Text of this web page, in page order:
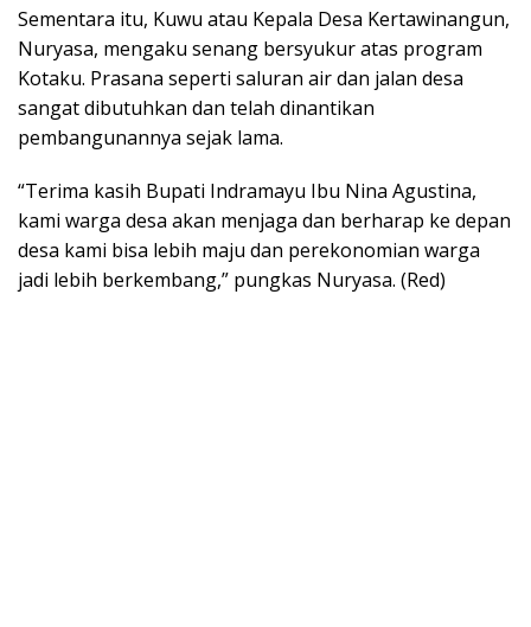
Sementara itu, Kuwu atau Kepala Desa Kertawinangun,
Nuryasa, mengaku senang bersyukur atas program
Kotaku. Prasana seperti saluran air dan jalan desa
sangat dibutuhkan dan telah dinantikan
pembangunannya sejak lama.
“Terima kasih Bupati Indramayu Ibu Nina Agustina,
kami warga desa akan menjaga dan berharap ke depan
desa kami bisa lebih maju dan perekonomian warga
jadi lebih berkembang,” pungkas Nuryasa. (Red)